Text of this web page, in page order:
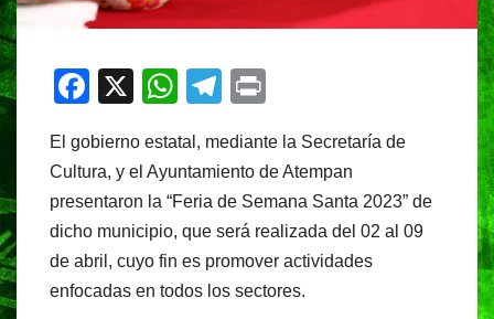
F
c
e
b
o
o
X
W
at
s
A
p
p
T
e
gr
a
m
t
El gobierno estatal, mediante la Secretaría de
Cultura, y el Ayuntamiento de Atempan
presentaron la “Feria de Semana Santa 2023” de
dicho municipio, que será realizada del 02 al 09
de abril, cuyo fin es promover actividades
enfocadas en todos los sectores.